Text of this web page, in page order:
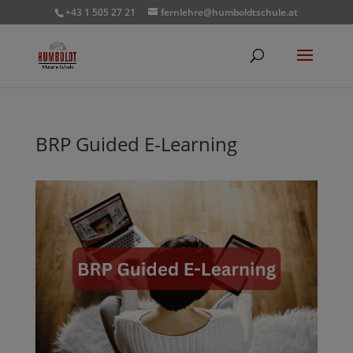
+43 1 505 27 21 fernlehre@humboldtschule.at
BRP Guided E-Learning